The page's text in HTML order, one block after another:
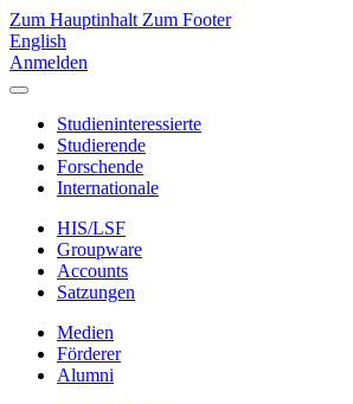
Zum Hauptinhalt Zum Footer
English
Anmelden
Studieninteressierte
Studierende
Forschende
Internationale
HIS/LSF
Groupware
Accounts
Satzungen
Medien
Förderer
Alumni